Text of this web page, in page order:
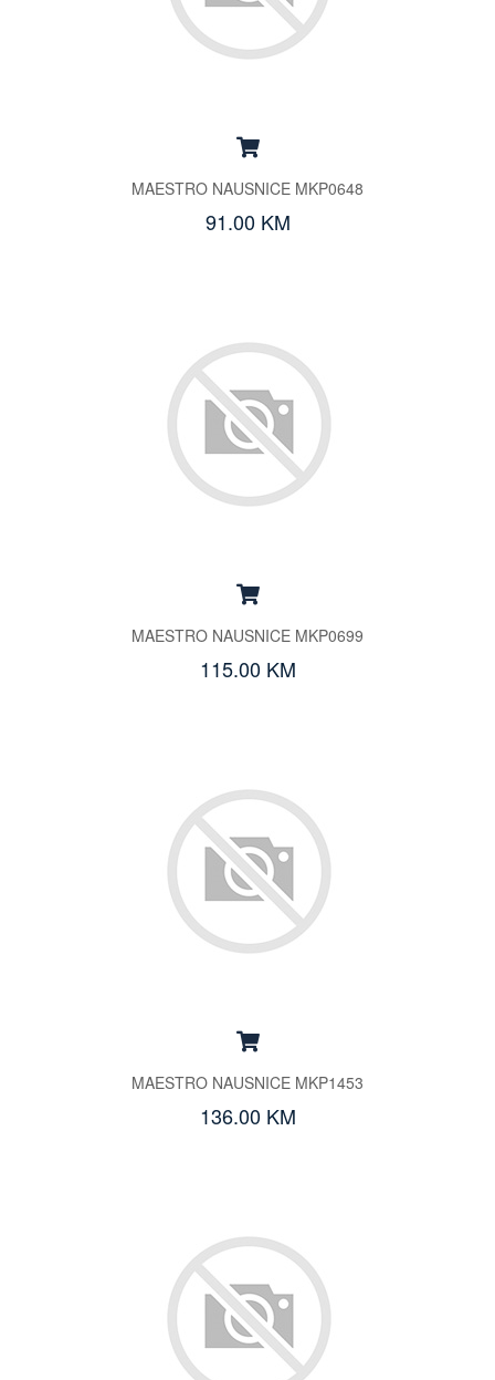
MAESTRO NAUSNICE MKP0648
91.00 KM
MAESTRO NAUSNICE MKP0699
115.00 KM
MAESTRO NAUSNICE MKP1453
136.00 KM